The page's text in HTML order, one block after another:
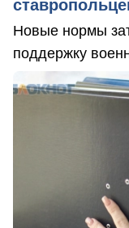
Новые нормы
поддержку